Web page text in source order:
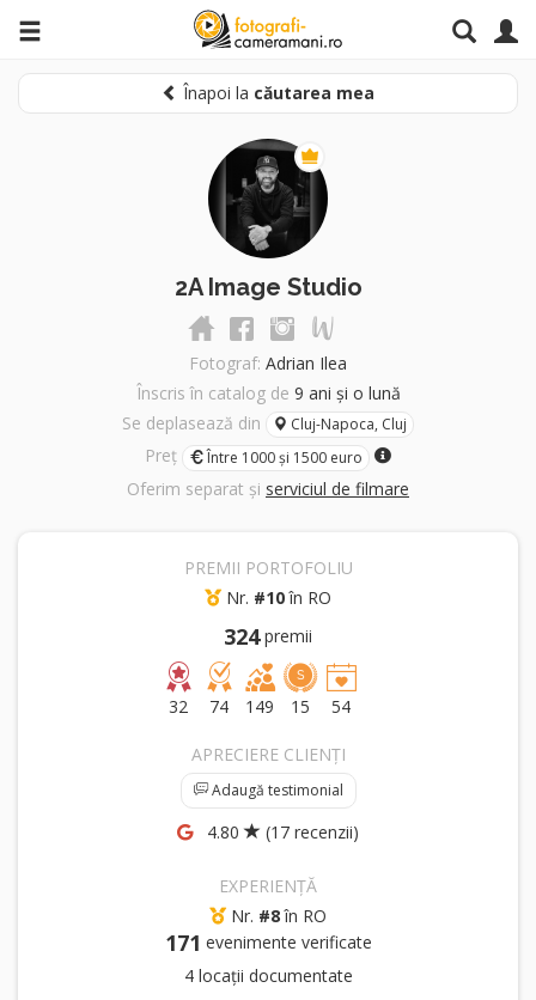
Înapoi la căutarea mea
2A Image Studio
Fotograf: Adrian Ilea
Înscris în catalog de 9 ani și o lună
Se deplasează din
Cluj-Napoca, Cluj
Preț Între 1000 și 1500 euro
Oferim separat și serviciul de filmare
PREMII PORTOFOLIU
Nr. #10în RO
324 premii
32 74 149 15 54
APRECIERE CLIENȚI
Adaugă testimonial
4.80 (17 recenzii)
EXPERIENȚĂ
Nr. #8în RO
171 evenimente verificate
4 locații documentate